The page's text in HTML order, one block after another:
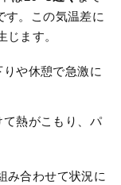
。この気温差に
ます。
りや休憩で急激に
て熱がこもり、パ
み合わせて状況に